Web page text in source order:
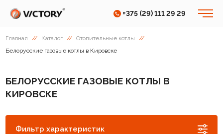
+375 (29) 111 29 29
Главная // Каталог // Отопительные котлы
//
Белорусские газовые котлы в Кировске
БЕЛОРУССКИЕ ГАЗОВЫЕ КОТЛЫ В
КИРОВСКЕ
Фильтр характеристик